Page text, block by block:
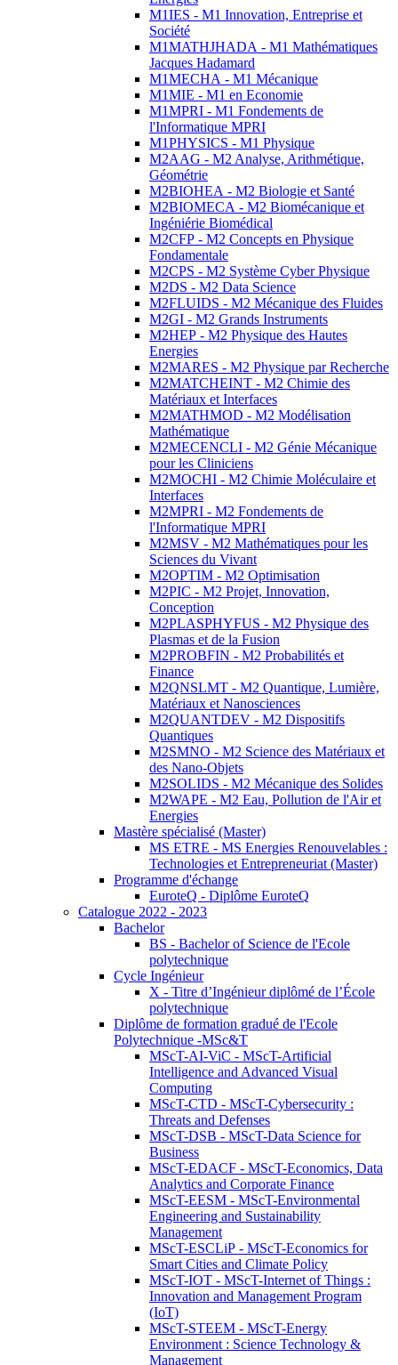
M1IES - M1 Innovation, Entreprise et
Société
M1MATHJHADA - M1 Mathématiques
Jacques Hadamard
M1MECHA - M1 Mécanique
M1MIE - M1 en Economie
M1MPRI - M1 Fondements de
l'Informatique MPRI
M1PHYSICS - M1 Physique
M2AAG - M2 Analyse, Arithmétique,
Géométrie
M2BIOHEA - M2 Biologie et Santé
M2BIOMECA - M2 Biomécanique et
Ingéniérie Biomédical
M2CFP - M2 Concepts en Physique
Fondamentale
M2CPS - M2 Système Cyber Physique
M2DS - M2 Data Science
M2FLUIDS - M2 Mécanique des Fluides
M2GI - M2 Grands Instruments
M2HEP - M2 Physique des Hautes
Energies
M2MARES - M2 Physique par Recherche
M2MATCHEINT - M2 Chimie des
Matériaux et Interfaces
M2MATHMOD - M2 Modélisation
Mathématique
M2MECENCLI - M2 Génie Mécanique
pour les Cliniciens
M2MOCHI - M2 Chimie Moléculaire et
Interfaces
M2MPRI - M2 Fondements de
l'Informatique MPRI
M2MSV - M2 Mathématiques pour les
Sciences du Vivant
M2OPTIM - M2 Optimisation
M2PIC - M2 Projet, Innovation,
Conception
M2PLASPHYFUS - M2 Physique des
Plasmas et de la Fusion
M2PROBFIN - M2 Probabilités et
Finance
M2QNSLMT - M2 Quantique, Lumière,
Matériaux et Nanosciences
M2QUANTDEV - M2 Dispositifs
Quantiques
M2SMNO - M2 Science des Matériaux et
des Nano-Objets
M2SOLIDS - M2 Mécanique des Solides
M2WAPE - M2 Eau, Pollution de l'Air et
Energies
Mastère spécialisé (Master)
MS ETRE - MS Energies Renouvelables :
Technologies et Entrepreneuriat (Master)
Programme d'échange
EuroteQ - Diplôme EuroteQ
Catalogue 2022 - 2023
Bachelor
BS - Bachelor of Science de l'Ecole
polytechnique
Cycle Ingénieur
X - Titre d’Ingénieur diplômé de l’École
polytechnique
Diplôme de formation gradué de l'Ecole
Polytechnique -MSc&T
MScT-AI-ViC - MScT-Artificial
Intelligence and Advanced Visual
Computing
MScT-CTD - MScT-Cybersecurity :
Threats and Defenses
MScT-DSB - MScT-Data Science for
Business
MScT-EDACF - MScT-Economics, Data
Analytics and Corporate Finance
MScT-EESM - MScT-Environmental
Engineering and Sustainability
Management
MScT-ESCLiP - MScT-Economics for
Smart Cities and Climate Policy
MScT-IOT - MScT-Internet of Things :
Innovation and Management Program
(IoT)
MScT-STEEM - MScT-Energy
Environment : Science Technology &
Management